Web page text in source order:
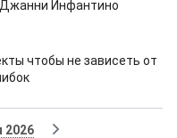
Инфантино
чтобы не зависеть от
2026